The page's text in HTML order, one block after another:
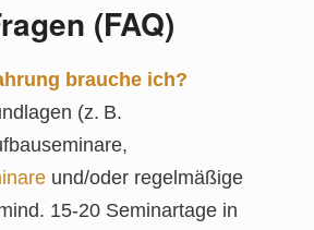
(FAQ)
brauche ich?
(z. B.
und/oder regelmäßige
15-20 Seminartage in